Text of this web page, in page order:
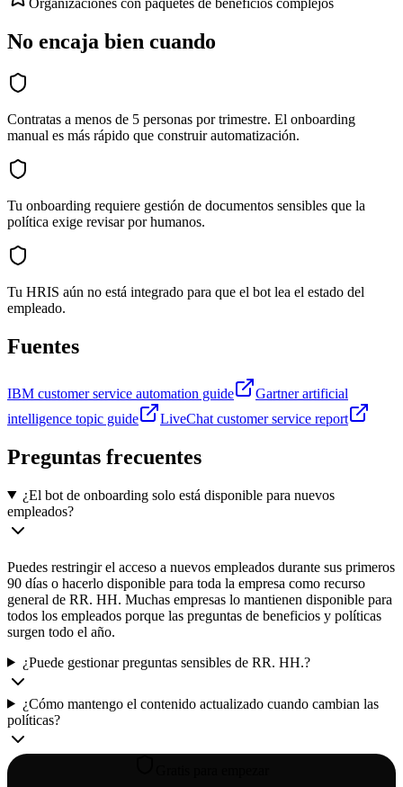
Organizaciones con paquetes de beneficios complejos
No encaja bien cuando
Contratas a menos de 5 personas por trimestre. El onboarding
manual es más rápido que construir automatización.
Tu onboarding requiere gestión de documentos sensibles que la
política exige revisar por humanos.
Tu HRIS aún no está integrado para que el bot lea el estado del
empleado.
Fuentes
IBM customer service automation guide
Gartner artificial
intelligence topic guide
LiveChat customer service report
Preguntas frecuentes
¿El bot de onboarding solo está disponible para nuevos
empleados?
Puedes restringir el acceso a nuevos empleados durante sus primeros
90 días o hacerlo disponible para toda la empresa como recurso
general de RR. HH. Muchas empresas lo mantienen disponible para
todos los empleados porque las preguntas de beneficios y políticas
surgen todo el año.
¿Puede gestionar preguntas sensibles de RR. HH.?
¿Cómo mantengo el contenido actualizado cuando cambian las
políticas?